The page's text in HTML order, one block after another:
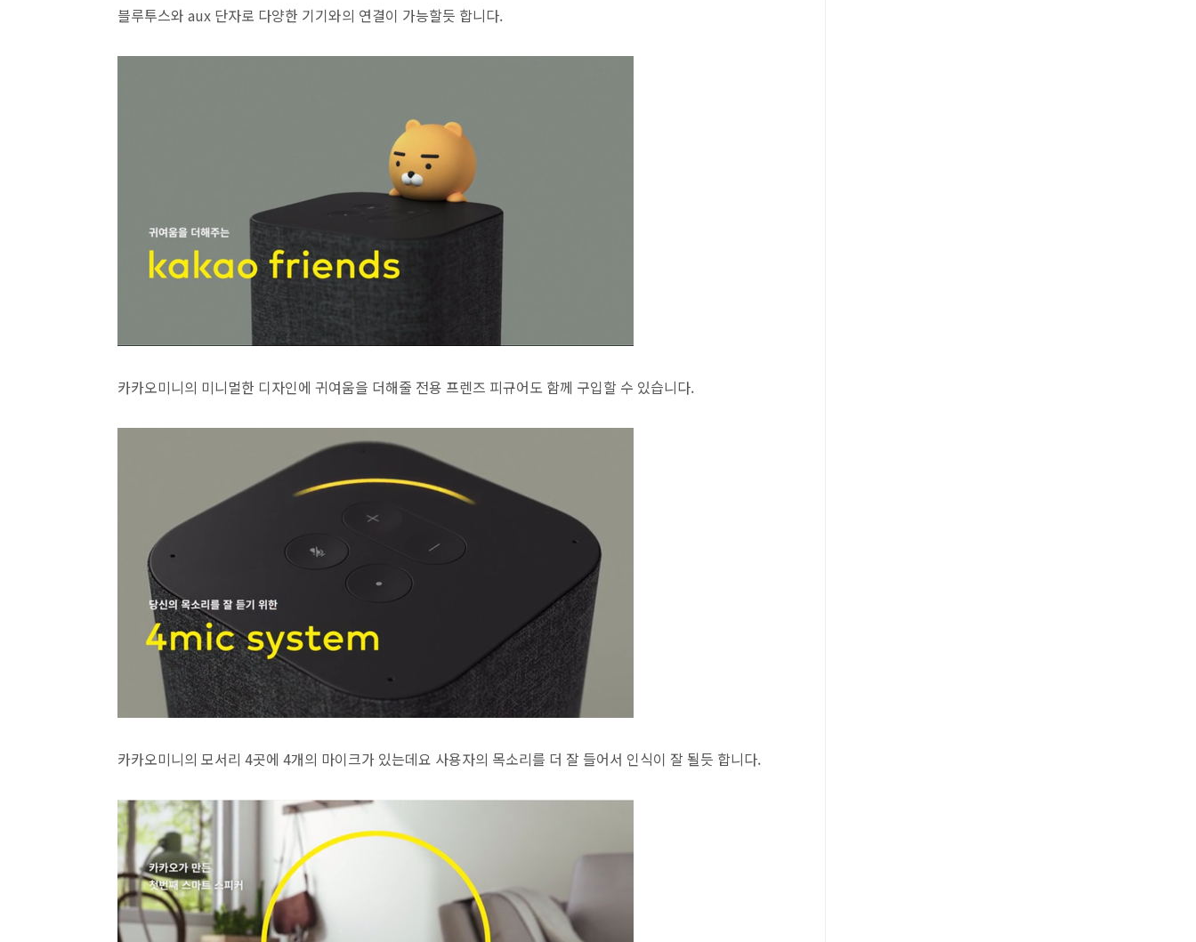
블루투스와 aux 단자로 다양한 기기와의 연결이 가능할듯 합니다.
카카오미니의 미니멀한 디자인에 귀여움을 더해줄 전용 프렌즈 피규어도 함께 구입할 수 있습니다.
카카오미니의 모서리 4곳에 4개의 마이크가 있는데요 사용자의 목소리를 더 잘 들어서 인식이 잘 될듯 합니다.